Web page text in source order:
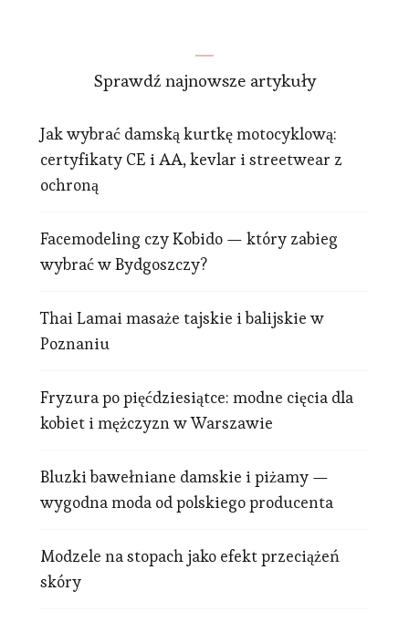
Sprawdź najnowsze artykuły
Jak wybrać damską kurtkę motocyklową:
certyfikaty CE i AA, kevlar i streetwear z
ochroną
Facemodeling czy Kobido — który zabieg
wybrać w Bydgoszczy?
Thai Lamai masaże tajskie i balijskie w
Poznaniu
Fryzura po pięćdziesiątce: modne cięcia dla
kobiet i mężczyzn w Warszawie
Bluzki bawełniane damskie i piżamy —
wygodna moda od polskiego producenta
Modzele na stopach jako efekt przeciążeń
skóry